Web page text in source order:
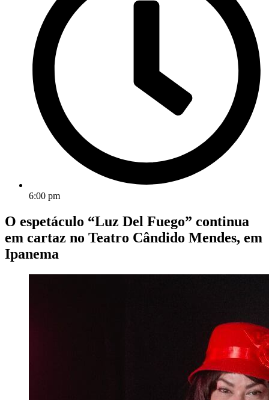
6:00 pm
O espetáculo “Luz Del Fuego” continua
em cartaz no Teatro Cândido Mendes, em
Ipanema